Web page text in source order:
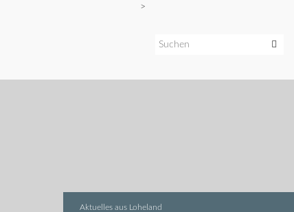
>
Aktuelles aus Loheland